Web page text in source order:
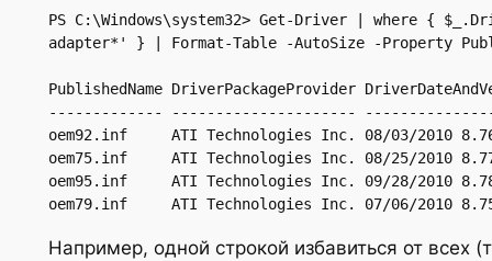
PS C:\Windows\system32> Get-Driver | where {
adapter*' } | Format-Table -AutoSize -Property
PublishedName DriverPackageProvider
------------- ---------------------
oem92.inf     ATI Technologies Inc. 08/03/2010
oem75.inf     ATI Technologies Inc. 08/25/2010
oem95.inf     ATI Technologies Inc. 09/28/2010
oem79.inf     ATI Technologies Inc. 07/06/2010
Например, одной строкой избавиться от всех